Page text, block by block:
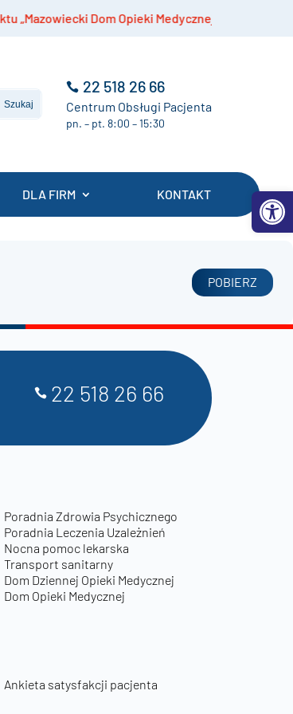
Dom Opieki Medycznej”
22 518 26 66
Centrum Obsługi Pacjenta
pn. – pt. 8:00 – 15:30
DLA FIRM KONTAKT
POBIERZ
22 518 26 66
Poradnia Zdrowia Psychicznego
Poradnia Leczenia Uzależnień
Nocna pomoc lekarska
Transport sanitarny
Dom Dziennej Opieki Medycznej
Dom Opieki Medycznej
Ankieta satysfakcji pacjenta